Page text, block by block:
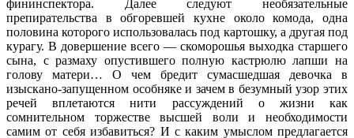
фининспектора. Далее следуют необязательные
препирательства в обгоревшей кухне около комода, одна
половина которого использовалась под картошку, а другая под
курагу. В довершение всего — скоморошья выходка старшего
сына, с размаху опустившего полную кастрюлю лапши на
голову матери… О чем бредит сумасшедшая девочка в
изыскано-запущенном особняке и зачем в безумный узор этих
речей вплетаются нити рассуждений о жизни как
сомнительном торжестве высшей воли и необходимости
самим от себя избавиться? И с каким умыслом предлагается